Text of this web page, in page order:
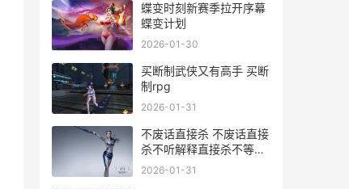
蝶变时刻新赛季拉开序幕
蝶变计划
2026-01-30
买断制武侠又有高手 买断
制rpg
2026-01-31
不废话直接杀 不废话直接
杀不听解释直接杀不等说
话直接杀
2026-01-31